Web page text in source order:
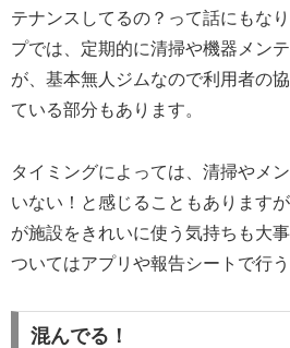
テナンスしてるの？って話にもな
プでは、定期的に清掃や機器メン
が、基本無人ジムなので利用者の
ている部分もあります。
タイミングによっては、清掃やメ
いない！と感じることもあります
が施設をきれいに使う気持ちも大
ついてはアプリや報告シートで行う
混んでる！